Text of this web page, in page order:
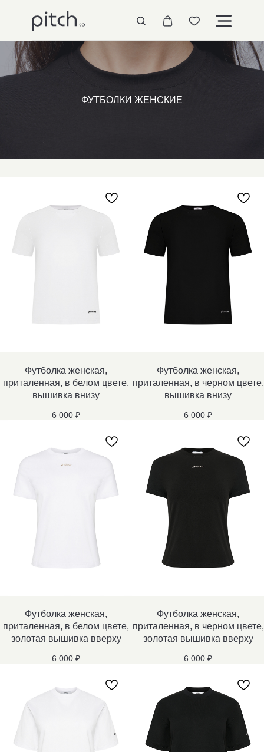
ФУТБОЛКИ ЖЕНСКИЕ
Футболка женская,
приталенная, в белом цвете,
вышивка внизу
6 000 ₽
Футболка женская,
приталенная, в черном цвете,
вышивка внизу
6 000 ₽
Футболка женская,
приталенная, в белом цвете,
золотая вышивка вверху
6 000 ₽
Футболка женская,
приталенная, в черном цвете,
золотая вышивка вверху
6 000 ₽